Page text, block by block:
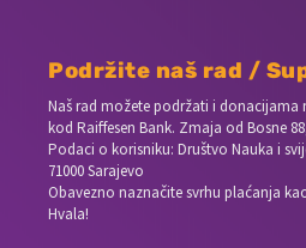
Podržite naš rad /
Naš rad možete podržati i donacijama
kod Raiffesen Bank. Zmaja od Bosne
Podaci o korisniku: Društvo Nauka i
71000 Sarajevo
Obavezno naznačite svrhu plaćanja
Hvala!